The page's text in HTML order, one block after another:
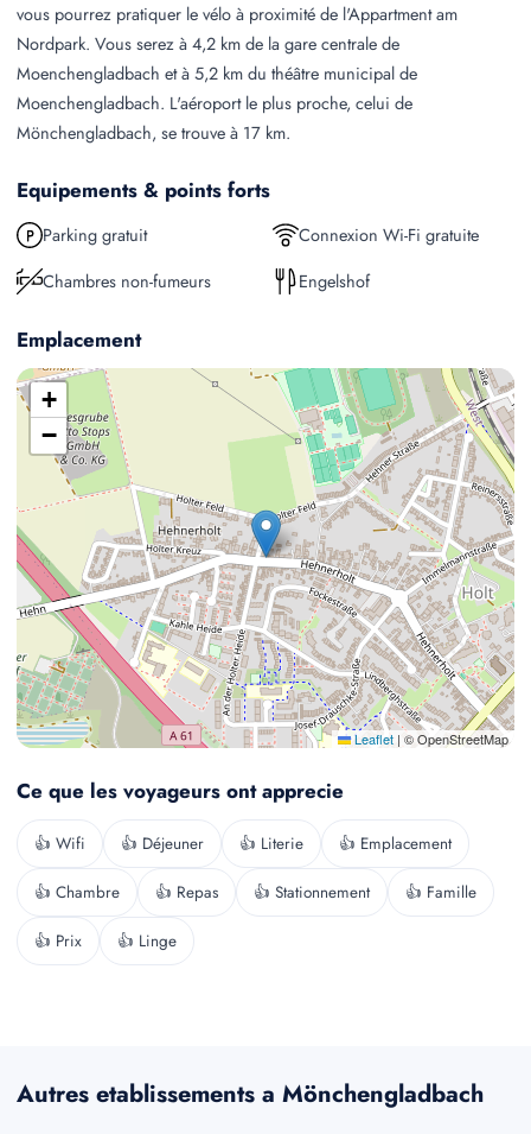
vous pourrez pratiquer le vélo à proximité de l'Appartment am
Nordpark. Vous serez à 4,2 km de la gare centrale de
Moenchengladbach et à 5,2 km du théâtre municipal de
Moenchengladbach. L'aéroport le plus proche, celui de
Mönchengladbach, se trouve à 17 km.
Equipements & points forts
Parking gratuit
Connexion Wi-Fi gratuite
Chambres non-fumeurs
Engelshof
Emplacement
+
−
Leaflet | © OpenStreetMap
Ce que les voyageurs ont apprecie
👍 Wifi 👍 Déjeuner 👍 Literie 👍 Emplacement
👍 Chambre 👍 Repas 👍 Stationnement 👍 Famille
👍 Prix 👍 Linge
Autres etablissements a Mönchengladbach